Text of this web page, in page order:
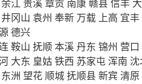
井冈山 袁州 奉新 万载 上高 宜丰
德兴
鞍山 抚顺本溪丹东 锦州 营口
大东 皇姑铁西 苏家屯 浑南
东洲 望花 顺城抚顺县新宾 清原